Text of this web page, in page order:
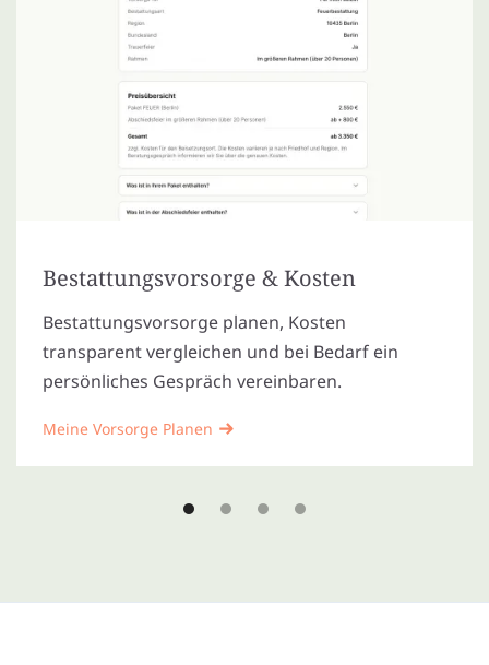
Bestattungsvorsorge & Kosten
Bestattungsvorsorge planen, Kosten
transparent vergleichen und bei Bedarf ein
persönliches Gespräch vereinbaren.
Meine Vorsorge Planen